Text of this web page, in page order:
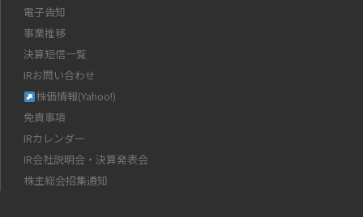
電子告知
事業推移
決算短信一覧
IRお問い合わせ
株価情報(Yahoo!)
免責事項
IRカレンダー
IR会社説明会・決算発表会
株主総会招集通知